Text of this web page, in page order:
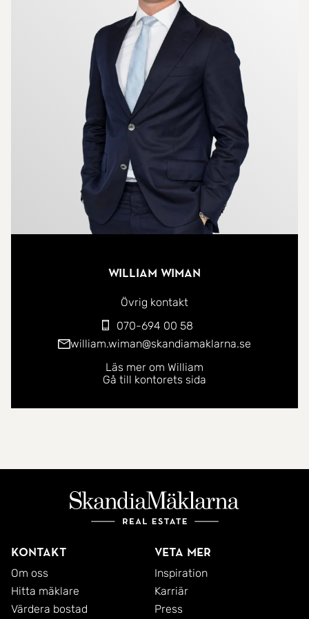
och familjevänligt område med ett av Skutskärs
bästa lägen. Här bor du med bekvämt gång- och
cykelavstånd till i stort sett allt som behövs för en
enkel vardag. I närområdet finns skolor, förskolor,
matbutiker, restauranger, idrottsanläggningar och
service. För den som pendlar erbjuder Skutskär
mycket goda kommunikationer via både Upptåget
och E4. Du når Gävle på cirka 15-20 minuter,
Uppsala på omkring en timme och Stockholm på
ungefär 90 minuter. Dessutom finns närheten till
havet, Dalälven, båtliv, badplatser och populära
många väljer att stanna länge.
Det här är en fastighet som erbjuder betydligt mer
än ett vanligt boende. Möjligheterna är många och
läget är svårslaget.
William Wiman
Övrig kontakt
070-694 00 58
william.wiman@skandiamaklarna.se
Läs mer om William
Gå till kontorets sida
Kontakt
Om oss
Hitta mäklare
Värdera bostad
Veta mer
Inspiration
Karriär
Press